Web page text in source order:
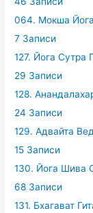
064. Мокша
7 Записи
127. Йога Сутра
29 Записи
128.
24 Записи
129. Адвайта
15 Записи
130. Йога Шива
68 Записи
131. Бхагават